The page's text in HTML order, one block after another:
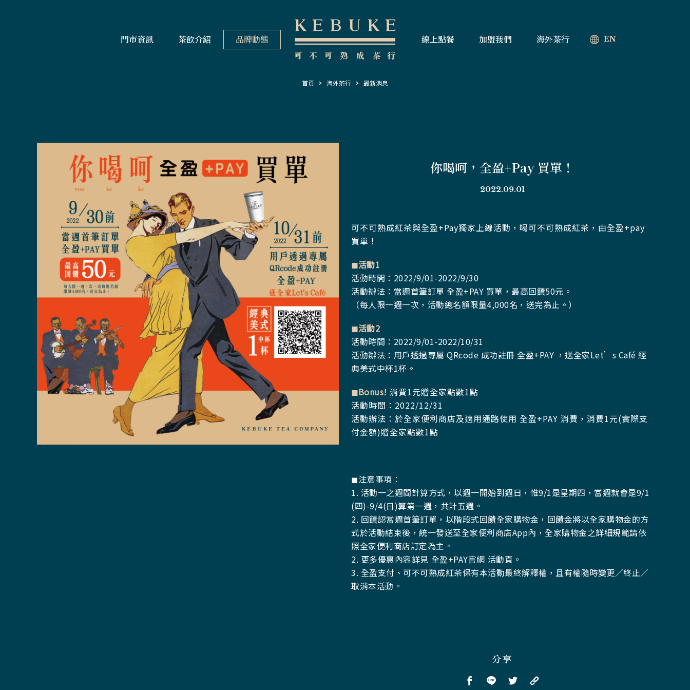
門市資訊 茶飲介紹 品牌動態 線上點餐 加盟我們 海外茶行 EN
首頁 海外茶行 最新消息
你喝呵，全盈+Pay 買單！
2022.09.01
可不可熟成紅茶與全盈+Pay獨家上線活動，喝可不可熟成紅茶，由全盈+pay
買單！
◼︎活動1
活動時間：2022/9/01-2022/9/30
活動辦法：當週首筆訂單 全盈+PAY 買單，最高回饋50元。
（每人限一週一次， 活動總名額限量4,000名 ，送完為止。）
◼︎活動2
活動時間：2022/9/01-2022/10/31
活動辦法：用戶透過專屬 QRcode 成功註冊 全盈+PAY ，送全家Let’s Café 經
典美式中杯1杯。
◼︎Bonus! 消費1元贈全家點數1點
活動時間：2022/12/31
活動辦法：於全家便利商店及適用通路使用 全盈+PAY 消費，消費1元(實際支
付金額)贈全家點數1點
◼︎注意事項：
1. 活動一之週間計算方式，以週一開始到週日，惟9/1是星期四，當週就會是9/1
(四)-9/4(日)算第一週，共計五週。
2. 回饋認當週首筆訂單，以階段式回饋全家購物金，回饋金將以全家購物金的方
式於活動結束後，統一發送至全家便利商店App內，全家購物金之詳細規範請依
照全家便利商店訂定為主。
2. 更多優惠內容詳見 全盈+PAY官網 活動頁。
3. 全盈支付、可不可熟成紅茶保有本活動最終解釋權，且有權隨時變更／終止／
取消本活動。
分享